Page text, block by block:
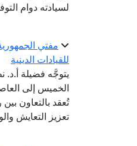
لسيادته دوام
مفتي
للقيادات الدينية
يتوجَّه فضيلة أ.د.
تُعقد بالتعاون
تعزيز التعايش